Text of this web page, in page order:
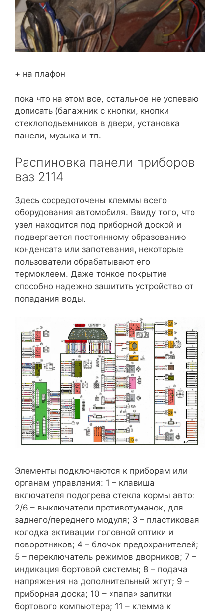
+ на плафон
пока что на этом все, остальное не успеваю
дописать (багажник с кнопки, кнопки
стеклоподьемников в двери, установка
панели, музыка и тп.
Распиновка панели приборов
ваз 2114
Здесь сосредоточены клеммы всего
оборудования автомобиля. Ввиду того, что
узел находится под приборной доской и
подвергается постоянному образованию
конденсата или запотевания, некоторые
пользователи обрабатывают его
термоклеем. Даже тонкое покрытие
способно надежно защитить устройство от
попадания воды.
Элементы подключаются к приборам или
органам управления: 1 – клавиша
включателя подогрева стекла кормы авто;
2/6 – выключатели противотуманок, для
заднего/переднего модуля; 3 – пластиковая
колодка активации головной оптики и
поворотников; 4 – блочок предохранителей;
5 – переключатель режимов дворников; 7 –
индикация бортовой системы; 8 – подача
напряжения на дополнительный жгут; 9 –
приборная доска; 10 – «папа» запитки
бортового компьютера; 11 – клемма к